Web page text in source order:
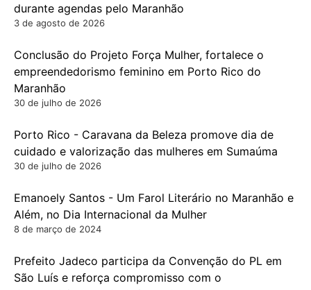
durante agendas pelo Maranhão
3 de agosto de 2026
Conclusão do Projeto Força Mulher, fortalece o
empreendedorismo feminino em Porto Rico do
Maranhão
30 de julho de 2026
Porto Rico - Caravana da Beleza promove dia de
cuidado e valorização das mulheres em Sumaúma
30 de julho de 2026
Emanoely Santos - Um Farol Literário no Maranhão e
Além, no Dia Internacional da Mulher
8 de março de 2024
Prefeito Jadeco participa da Convenção do PL em
São Luís e reforça compromisso com o